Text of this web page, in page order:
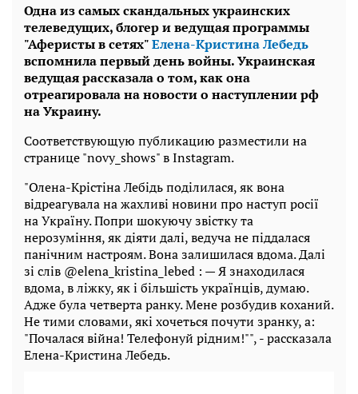
Одна из самых скандальных украинских
телеведущих, блогер и ведущая программы
"Аферисты в сетях"Елена-Кристина Лебедь
вспомнила первый день войны. Украинская
ведущая рассказала о том, как она
отреагировала на новости о наступлении рф
на Украину.
Соответствующую публикацию разместили на
странице "novy_shows" в Instagram.
"Олена-Крістіна Лебідь поділилася, як вона
відреагувала на жахливі новини про наступ росії
на Україну. Попри шокуючу звістку та
нерозуміння, як діяти далі, ведуча не піддалася
панічним настроям. Вона залишилася вдома. Далі
зі слів @elena_kristina_lebed : — Я знаходилася
вдома, в ліжку, як і більшість українців, думаю.
Адже була четверта ранку. Мене розбудив коханий.
Не тими словами, які хочеться почути зранку, а:
"Почалася війна! Телефонуй рідним!"", - рассказала
Елена-Кристина Лебедь.